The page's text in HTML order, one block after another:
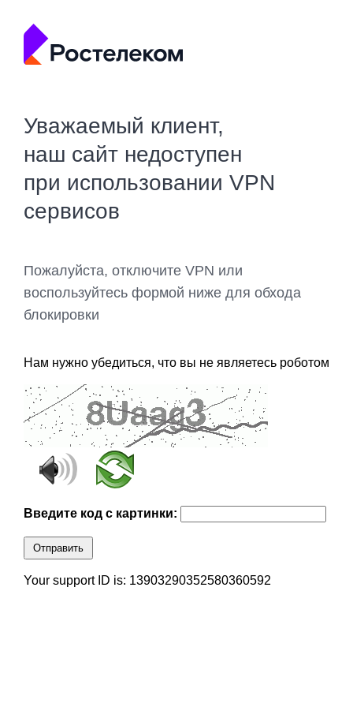
Уважаемый клиент,
наш сайт недоступен
при использовании VPN
сервисов
Пожалуйста, отключите VPN или
воспользуйтесь формой ниже для обхода
блокировки
Нам нужно убедиться, что вы не являетесь роботом
Введите код с картинки:
Отправить
Your support ID is: 13903290352580360592